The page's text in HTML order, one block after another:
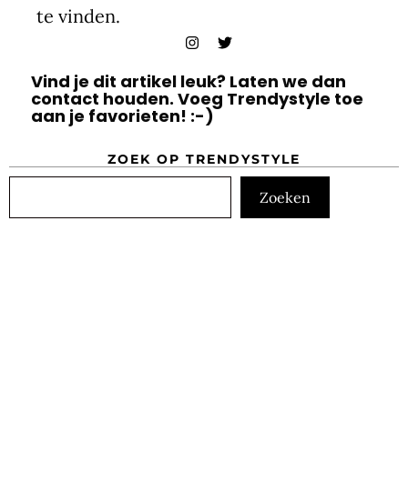
te vinden.
Vind je dit artikel leuk? Laten we dan
contact houden. Voeg Trendystyle toe
aan je favorieten! :-)
ZOEK OP TRENDYSTYLE
Zoeken